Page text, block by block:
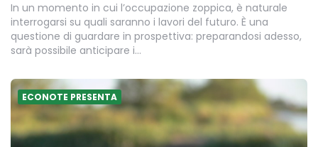
In un momento in cui l’occupazione zoppica, è naturale
interrogarsi su quali saranno i lavori del futuro. È una
questione di guardare in prospettiva: preparandosi adesso,
sarà possibile anticipare i…
ECONOTE PRESENTA